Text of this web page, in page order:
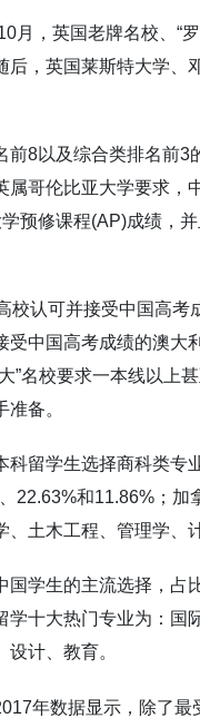
月，英国老牌名校、“
后，英国莱斯特大学、
前8以及综合类排名前3
属哥伦比亚大学要求，
预修课程(AP)成绩，
校认可并接受中国高考
受中国高考成绩的澳
”名校要求一本线以上
备。
科留学生选择商科类
22.63%和11.86%；
土木工程、管理学、
国学生的主流选择，占
学十大热门专业为：国
计、教育。
年数据显示，除了